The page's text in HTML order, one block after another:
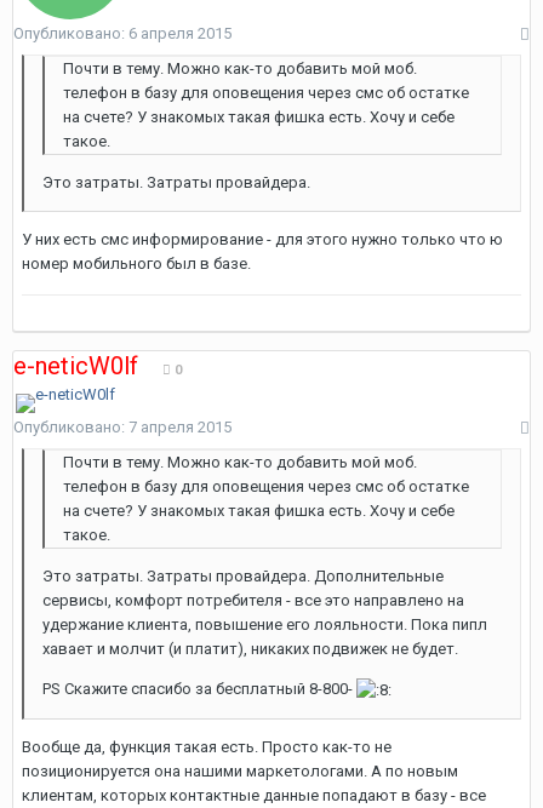
Опубликовано: 6 апреля 2015
Почти в тему. Можно как-то добавить мой моб.
телефон в базу для оповещения через смс об остатке
на счете? У знакомых такая фишка есть. Хочу и себе
такое.
Это затраты. Затраты провайдера.
У них есть смс информирование - для этого нужно только что ю
номер мобильного был в базе.
e-neticW0lf 0
Опубликовано: 7 апреля 2015
Почти в тему. Можно как-то добавить мой моб.
телефон в базу для оповещения через смс об остатке
на счете? У знакомых такая фишка есть. Хочу и себе
такое.
Это затраты. Затраты провайдера. Дополнительные
сервисы, комфорт потребителя - все это направлено на
удержание клиента, повышение его лояльности. Пока пипл
хавает и молчит (и платит), никаких подвижек не будет.
PS Скажите спасибо за бесплатный 8-800-
Вообще да, функция такая есть. Просто как-то не
позиционируется она нашими маркетологами. А по новым
клиентам, которых контактные данные попадают в базу - все